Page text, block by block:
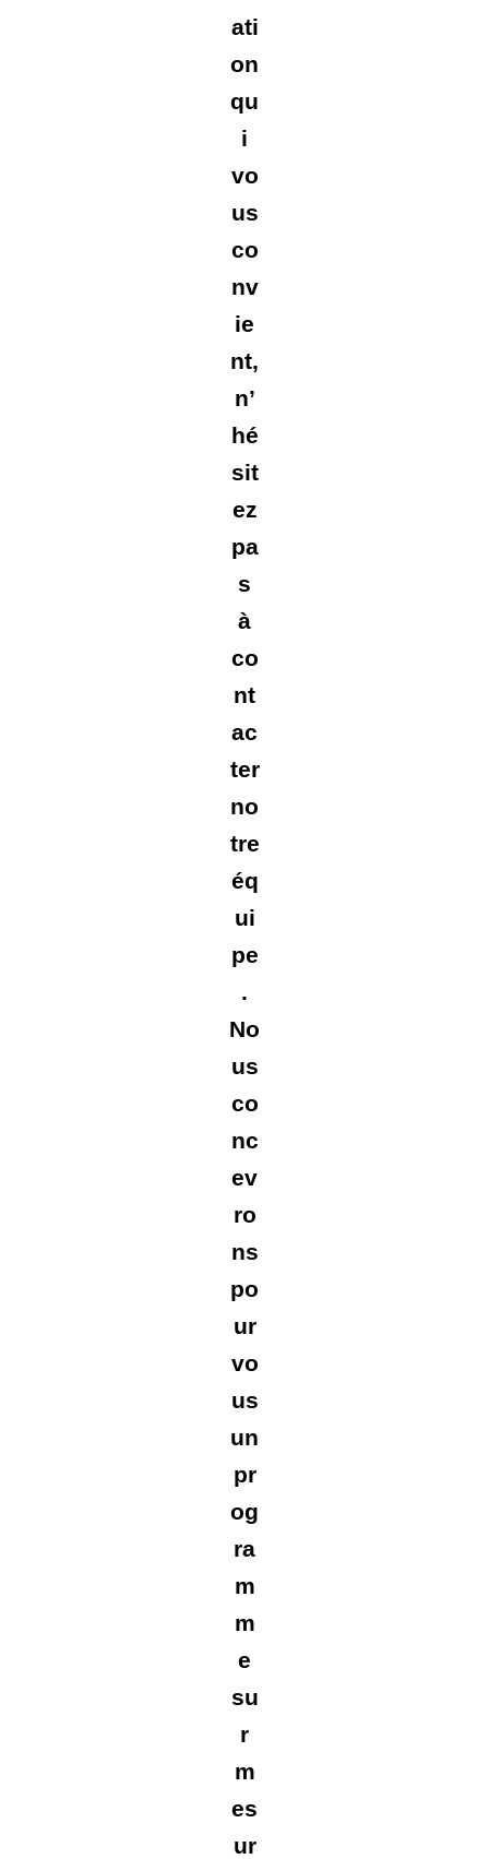
ati
on
qu
i
vo
us
co
nv
ie
nt,
n’
hé
sit
ez
pa
s
à
co
nt
ac
ter
no
tre
éq
ui
pe
.
No
us
co
nc
ev
ro
ns
po
ur
vo
us
un
pr
og
ra
m
m
e
su
r
m
es
ur